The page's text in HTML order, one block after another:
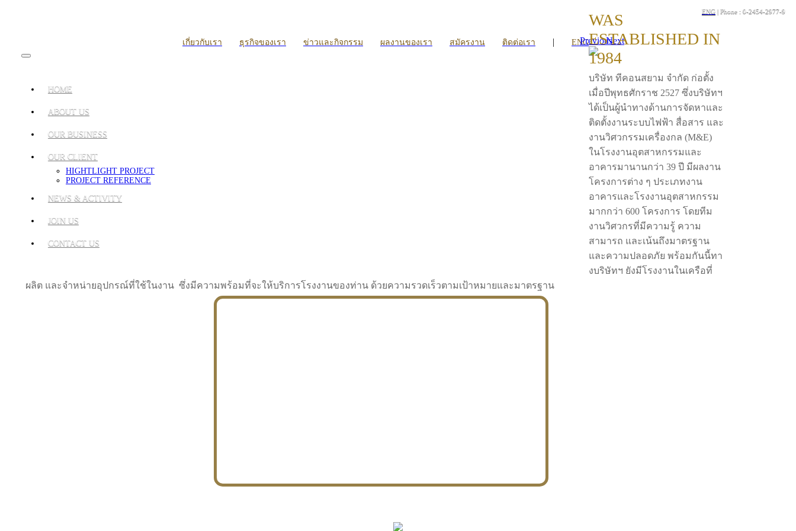
ENG | Phone : 0-2454-2977-9
เกี่ยวกับเรา ธุรกิจของเรา ข่าวและกิจกรรม ผลงานของเรา สมัครงาน ติดต่อเรา | ENG
HOME
ABOUT US
OUR BUSINESS
OUR CLIENT
HIGHTLIGHT PROJECT
PROJECT REFERENCE
NEWS & ACTIVITY
JOIN US
CONTACT US
PreviousNext
WAS
ESTABLISHED IN
1984
บริษัท ทีคอนสยาม จำกัด ก่อตั้ง
เมื่อปีพุทธศักราช 2527 ซึ่งบริษัทฯ
ได้เป็นผู้นำทางด้านการจัดหาและ
ติดตั้งงานระบบไฟฟ้า สื่อสาร และ
งานวิศวกรรมเครื่องกล (M&E)
ในโรงงานอุตสาหกรรมและ
อาคารมานานกว่า 39 ปี มีผลงาน
โครงการต่าง ๆ ประเภทงาน
อาคารและโรงงานอุตสาหกรรม
มากกว่า 600 โครงการ โดยทีม
งานวิศวกรที่มีความรู้ ความ
สามารถ และเน้นถึงมาตรฐาน
และความปลอดภัย พร้อมกันนี้ทา
งบริษัทฯ ยังมีโรงงานในเครือที่
ผลิต และจำหน่ายอุปกรณ์ที่ใช้ในงาน ซึ่งมีความพร้อมที่จะให้บริการโรงงานของท่าน ด้วยความรวดเร็วตามเป้าหมายและมาตรฐาน